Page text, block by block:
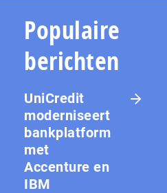
Populaire
berichten
UniCredit
moderniseert
bankplatform
met
Accenture en
IBM